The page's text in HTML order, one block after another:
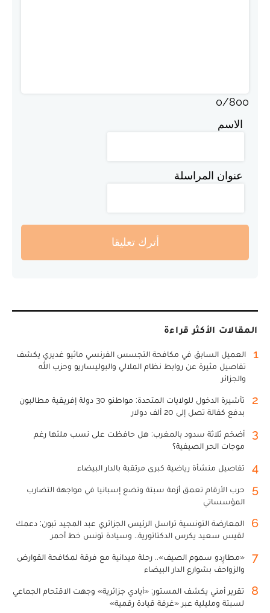
0/800
الاسم
عنوان المراسلة
أترك تعليقا
المقالات الأكثر قراءة
1
العميل السابق في مكافحة التجسس الفرنسي ماثيو غديري يكشف
تفاصيل مثيرة عن روابط نظام الملالي والبوليساريو وحزب الله
والجزائر
2
تأشيرة الدخول للولايات المتحدة: مواطنو 30 دولة إفريقية مطالبون
بدفع كفالة تصل إلى 20 ألف دولار
3
أضخم ثلاثة سدود بالمغرب: هل حافظت على نسب ملئها رغم
موجات الحر الصيفية؟
4 تفاصيل منشأة رياضية كبرى مرتقبة بالدار البيضاء
5
حرب الأرقام تعمق أزمة سبتة وتضع إسبانيا في مواجهة التضارب
المؤسساتي
6
المعارضة التونسية تراسل الرئيس الجزائري عبد المجيد تبون: دعمك
لقيس سعيد يكرس الدكتاتورية.. وسيادة تونس خط أحمر
7
«مطارِدو سموم الصيف».. رحلة ميدانية مع فرقة لمكافحة القوارض
والزواحف بشوارع الدار البيضاء
8
تقرير أمني يكشف المستور: «أيادي جزائرية» وجهت الاقتحام الجماعي
لسبتة ومليلية عبر «غرفة قيادة رقمية»